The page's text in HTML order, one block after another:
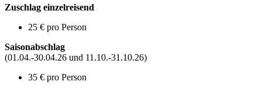
Zuschlag einzelreisend
25 € pro Person
Saisonabschlag
(01.04.-30.04.26 und 11.10.-31.10.26)
35 € pro Person